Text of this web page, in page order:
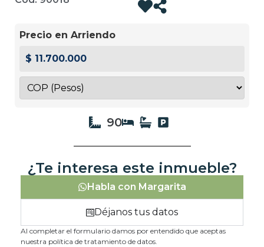
Precio en Arriendo
$ 11.700.000
90
¿Te interesa este inmueble?
Habla con Margarita
Déjanos tus datos
Al completar el formulario damos por entendido que aceptas
nuestra política de tratamiento de datos.